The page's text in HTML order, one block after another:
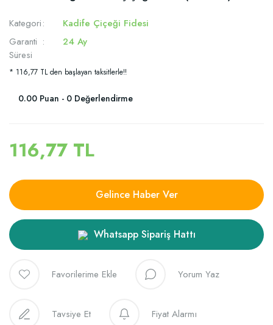
Kategori
Kadife Çiçeği Fidesi
Garanti
Süresi
24 Ay
* 116,77 TL den başlayan taksitlerle!!
0.00 Puan - 0 Değerlendirme
116,77 TL
Gelince Haber Ver
Whatsapp Sipariş Hattı
Yorum Yaz
Tavsiye Et Fiyat Alarmı